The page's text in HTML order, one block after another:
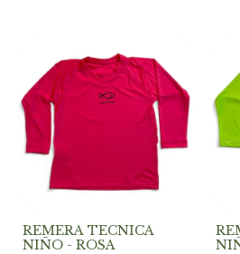
REMERA TECNICA
NIÑO - ROSA